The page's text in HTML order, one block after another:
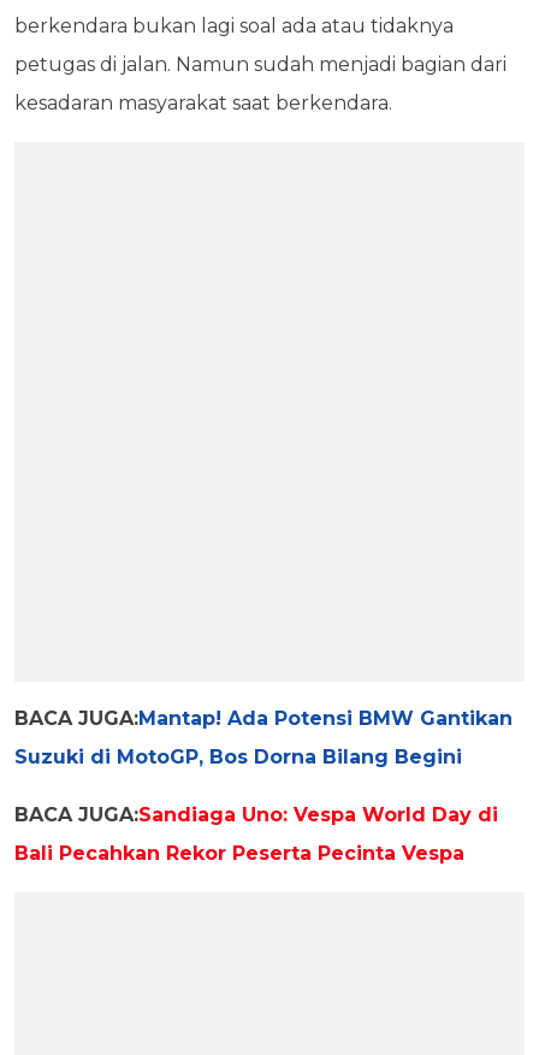
berkendara bukan lagi soal ada atau tidaknya
petugas di jalan. Namun sudah menjadi bagian dari
kesadaran masyarakat saat berkendara.
BACA JUGA:Mantap! Ada Potensi BMW Gantikan
Suzuki di MotoGP, Bos Dorna Bilang Begini
BACA JUGA:Sandiaga Uno: Vespa World Day di
Bali Pecahkan Rekor Peserta Pecinta Vespa